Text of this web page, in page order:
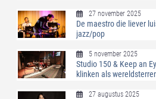
27 november 2025
De maestro die liever
jazz/pop
5 november 2025
Studio 150 & Keep an
klinken als
27 augustus 2025